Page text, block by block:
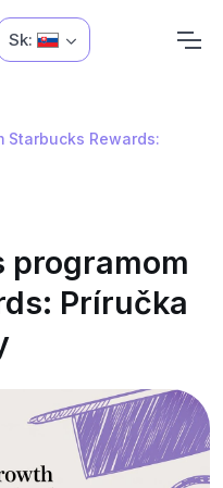
Sk:
Starbucks Rewards:
programom
Príručka